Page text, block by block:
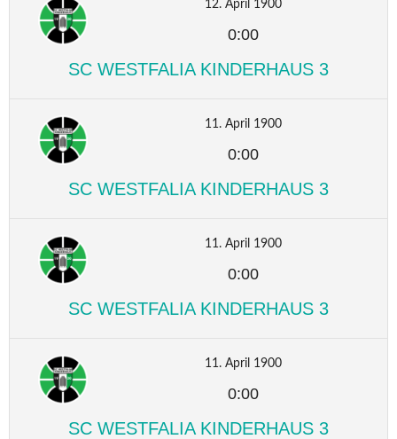
12. April 1900
0:00
SC WESTFALIA KINDERHAUS 3
11. April 1900
0:00
SC WESTFALIA KINDERHAUS 3
11. April 1900
0:00
SC WESTFALIA KINDERHAUS 3
11. April 1900
0:00
SC WESTFALIA KINDERHAUS 3